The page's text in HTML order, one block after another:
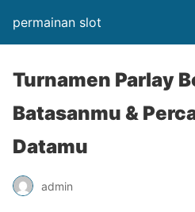
permainan slot
Turnamen Parlay
Batasanmu &
Datamu
admin